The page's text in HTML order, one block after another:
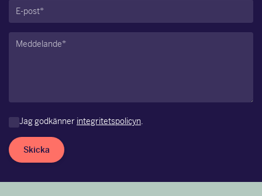
E-
post(Obligatoriskt)
Meddelande(Obligatoriskt)
Jag godkänner integritetspolicyn.
Skicka